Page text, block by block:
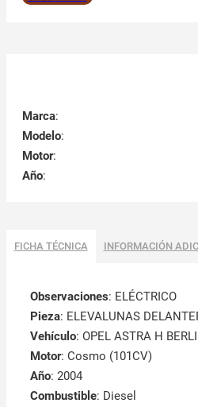
Marca:
Modelo:
Motor:
Año:
FICHA TÉCNICA INFORMACIÓN
Observaciones: ELÉCTRICO
Pieza: ELEVALUNAS
Vehículo: OPEL ASTRA H
Motor: Cosmo (101CV)
Año: 2004
Combustible: Diesel